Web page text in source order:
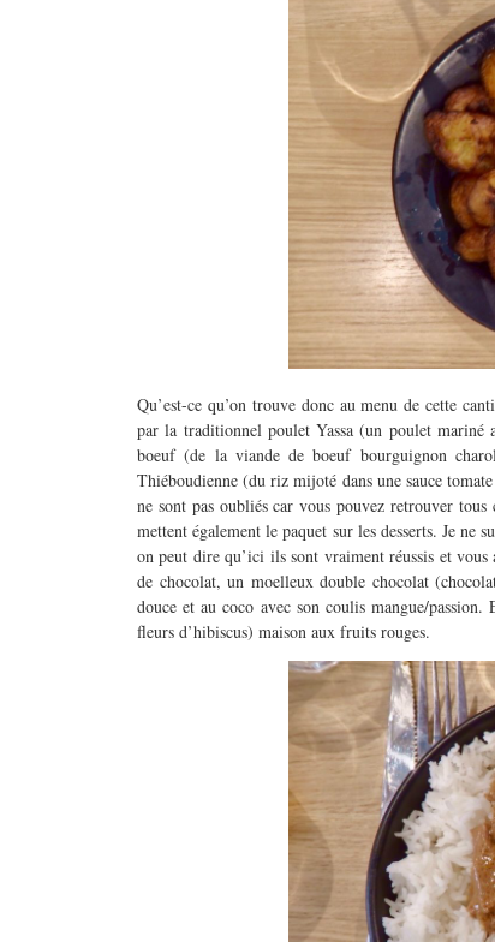
Qu’est-ce qu’on trouve donc au menu de cette
par la traditionnel poulet Yassa (un poulet mariné
boeuf (de la viande de boeuf bourguignon
Thiéboudienne (du riz mijoté dans une sauce
ne sont pas oubliés car vous pouvez retrouver
mettent également le paquet sur les desserts. Je ne
on peut dire qu’ici ils sont vraiment réussis et
de chocolat, un moelleux double chocolat
douce et au coco avec son coulis mangue/
fleurs d’hibiscus) maison aux fruits rouges.